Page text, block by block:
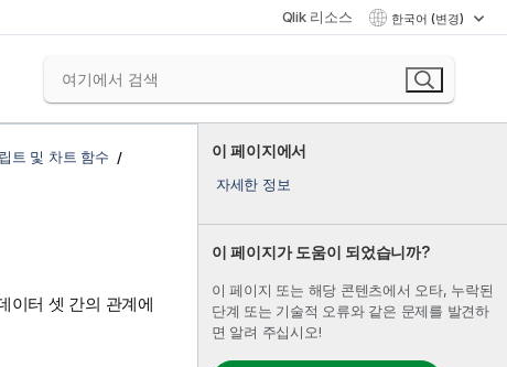
Qlik 리소스 한국어 (변경)
이 페이지에서
자세한 정보
이 페이지가 도움이 되었습니까?
이 페이지 또는 해당 콘텐츠에서 오타, 누락된
단계 또는 기술적 오류와 같은 문제를 발견하
면 알려 주십시오!
트 및 차트 함수
이터 셋 간의 관계에